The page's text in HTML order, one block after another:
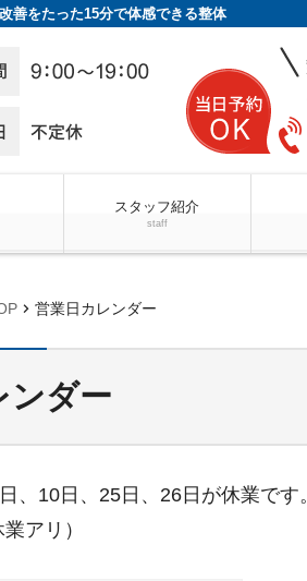
善をたった15分で体感できる整体
スタッフ紹介
staff
chevron_right 営業日カレンダー
ンダー
、10日、25日、26日が休業です。
アリ）